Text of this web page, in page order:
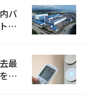
バ
ン
最
点